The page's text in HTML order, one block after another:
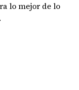
lo mejor de lo